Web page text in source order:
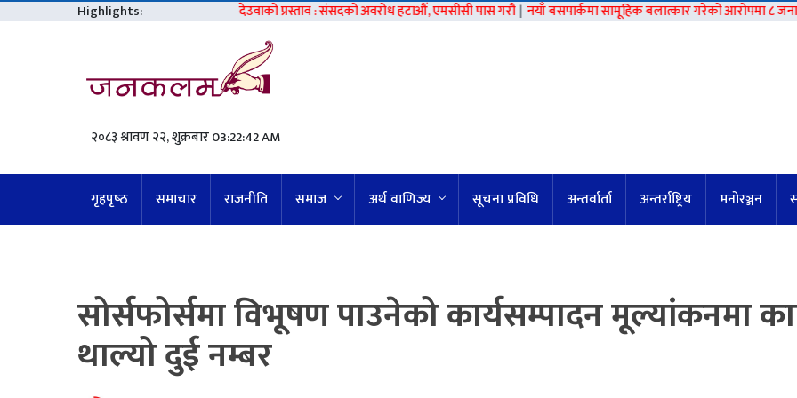
Highlights: देउवाको प्रस्ताव : संसदको अवरोध हटाऔं, एमसीसी पास गरौं| नयाँ बसपार्कमा सामूहिक बलात्कार गरेको आरोपमा ८ जना पक्राउ |
२०८३ श्रावण २२, शुक्रबार03:22:43 AM
गृहपृष्‍ठ समाचार राजनीति समाज अर्थ वाणिज्य सूचना प्रविधि अन्तर्वार्ता अन्तर्राष्ट्रिय मनोरञ्जन
सोर्सफोर्समा विभूषण पाउनेको कार्यसम्पादन मूल्यांकनमा
थाल्यो दुई नम्बर